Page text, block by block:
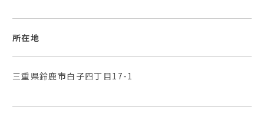
所在地
三重県鈴鹿市白子四丁目17-1